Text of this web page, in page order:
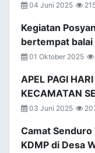
04 Juni 2025
Kegiatan
bertempat
01 Oktober 2025
APEL PAGI
KECAMATAN
03 Juni 2025
Camat
KDMP di Desa